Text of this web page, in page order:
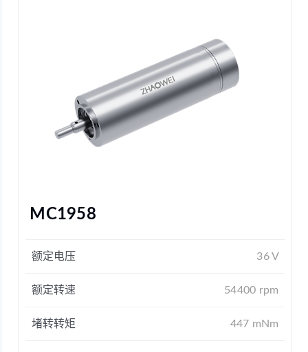
MC1958
额定电压 36 V
额定转速 54400 rpm
堵转转矩 447 mNm